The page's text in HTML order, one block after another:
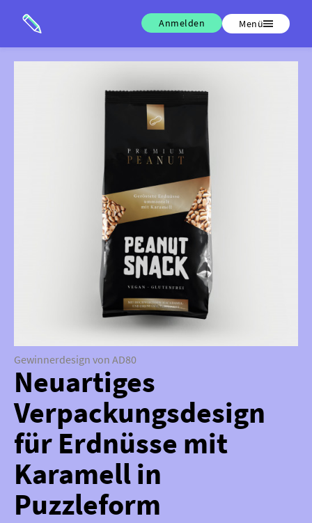
Anmelden Menü
Gewinnerdesign von AD80
Neuartiges
Verpackungsdesign
für Erdnüsse mit
Karamell in
Puzzleform